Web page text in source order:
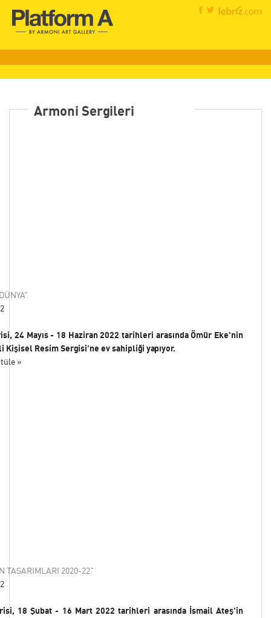
Armoni Sergileri
24 Mayıs - 18 Haziran 2022 tarihleri arasında Ömür Eke'nin
Kişisel Resim Sergisi'ne ev sahipliği yapıyor.
»
TASARIMLARI 2020-22"
18 Şubat - 16 Mart 2022 tarihleri arasında İsmail Ateş'in